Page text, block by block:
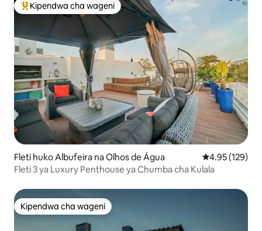
Kipendwa maarufu cha wageni
Kipendwa cha wageni
Fleti huko Albufeira na Olhos de Água Ukadiriaji wa
4.95 (129)
Fleti 3 ya Luxury Penthouse ya Chumba cha Kulala
Kipendwa cha wageni
Kipendwa cha wageni